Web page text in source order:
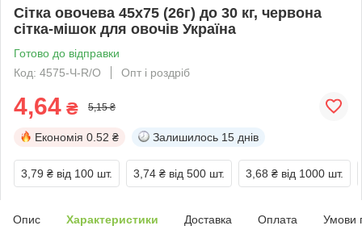
Сітка овочева 45х75 (26г) до 30 кг, червона
сітка-мішок для овочів Україна
Готово до відправки
Код: 4575-Ч-R/O
Опт і роздріб
4,64 ₴ 5,15 ₴
Економія 0.52 ₴ Залишилось 15 днів
3,79 ₴ від 100 шт. 3,74 ₴ від 500 шт. 3,68 ₴ від 1000 шт.
Опис Характеристики Доставка Оплата Умови